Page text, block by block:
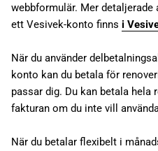
webbformulär. Mer
ett Vesivek-konto finns i
När du använder
konto kan du betala för
passar dig. Du kan betala hela
fakturan om du inte vill
När du betalar flexibelt i